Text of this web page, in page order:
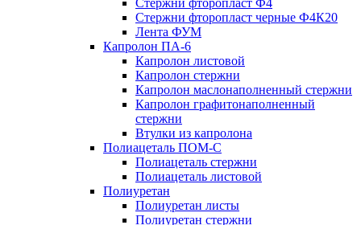
Стержни фторопласт Ф4
Стержни фторопласт черные Ф4К20
Лента ФУМ
Капролон ПА-6
Капролон листовой
Капролон стержни
Капролон маслонаполненный стержни
Капролон графитонаполненный
стержни
Втулки из капролона
Полиацеталь ПОМ-С
Полиацеталь стержни
Полиацеталь листовой
Полиуретан
Полиуретан листы
Полиуретан стержни